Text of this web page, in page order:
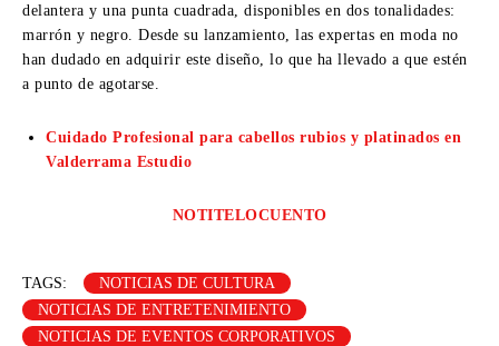
delantera y una punta cuadrada, disponibles en dos tonalidades:
marrón y negro. Desde su lanzamiento, las expertas en moda no
han dudado en adquirir este diseño, lo que ha llevado a que estén
a punto de agotarse.
Cuidado Profesional para cabellos rubios y platinados en
Valderrama Estudio
NOTITELOCUENTO
TAGS:
NOTICIAS DE CULTURA
NOTICIAS DE ENTRETENIMIENTO
NOTICIAS DE EVENTOS CORPORATIVOS